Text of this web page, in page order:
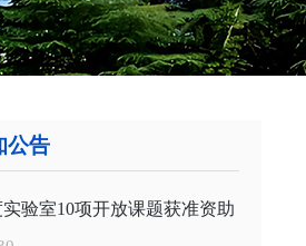
公告
实验室10项开放课题获准资助